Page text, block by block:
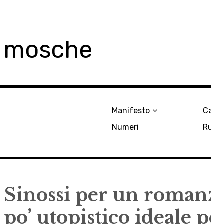
Manifesto
Numeri
Sinossi per un
po’ utopistico ideale